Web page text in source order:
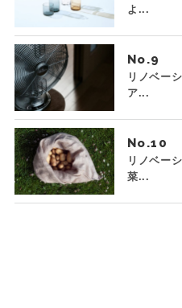
よ...
No.
リノベー
ア...
No.
リノベー
菜...